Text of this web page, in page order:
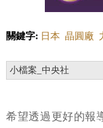
關鍵字: 日本 晶圓廠
小檔案_中央社
希望透過更好的報